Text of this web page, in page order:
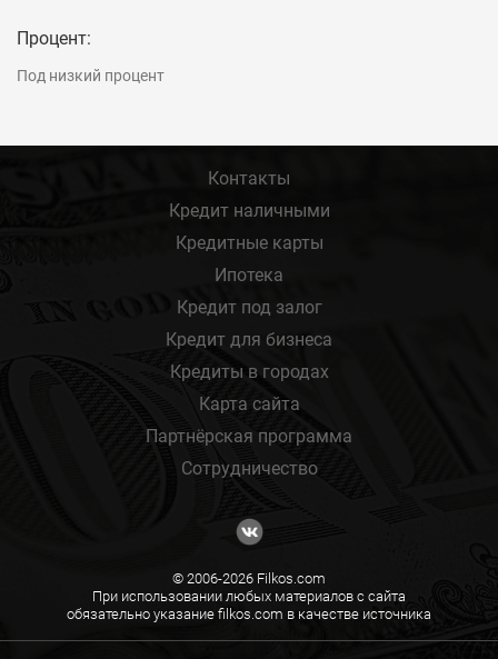
Процент:
Под низкий процент
Контакты
Кредит наличными
Кредитные карты
Ипотека
Кредит под залог
Кредит для бизнеса
Кредиты в городах
Карта сайта
Партнёрская программа
Сотрудничество
© 2006-2026 Filkos.com
При использовании любых материалов с сайта
обязательно указание filkos.com в качестве источника